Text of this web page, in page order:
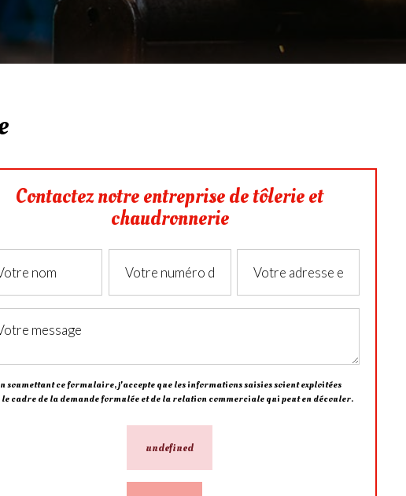
Contactez notre entreprise de tôlerie et
chaudronnerie
soumettant ce formulaire, j'accepte que les informations saisies soient exploitées
le cadre de la demande formulée et de la relation commerciale qui peut en découler.
undefined